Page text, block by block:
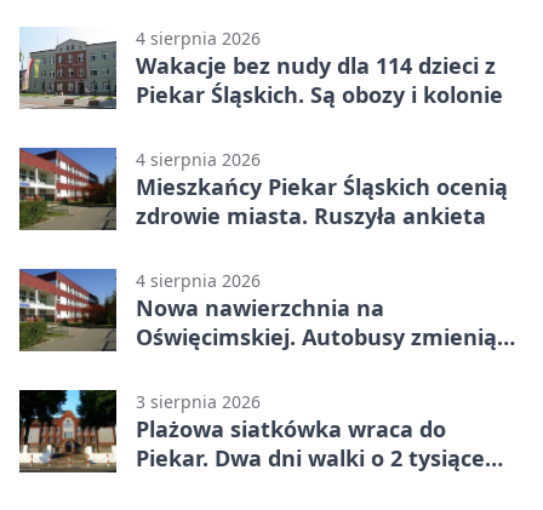
4 sierpnia 2026
Wakacje bez nudy dla 114 dzieci z
Piekar Śląskich. Są obozy i kolonie
4 sierpnia 2026
Mieszkańcy Piekar Śląskich ocenią
zdrowie miasta. Ruszyła ankieta
4 sierpnia 2026
Nowa nawierzchnia na
Oświęcimskiej. Autobusy zmienią
3 sierpnia 2026
Plażowa siatkówka wraca do
Piekar. Dwa dni walki o 2 tysiące